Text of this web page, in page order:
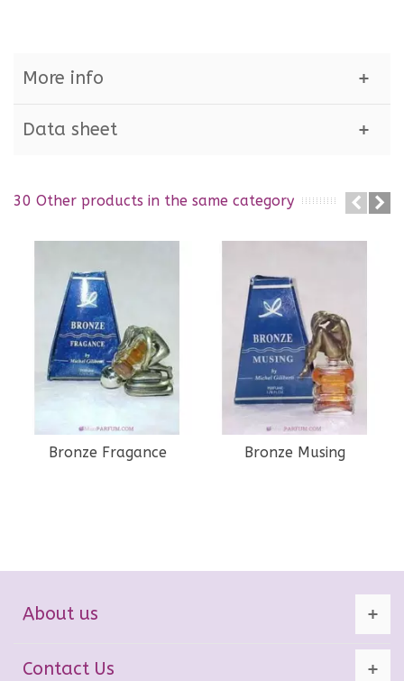
More info
Data sheet
30 Other products in the same category
Bronze Fragance Bronze Musing
About us
Contact Us